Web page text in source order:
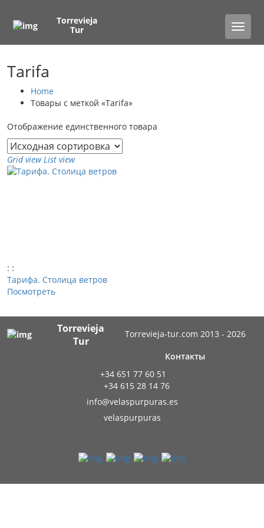
Toggle
Torrevieja
Tur
Tarifa
Home
Товары с меткой «Tarifa»
Отображение единственного товара
Grid view List view
: :
Тарифа. Столица ветров
Посмотреть
Torrevieja
Tur
Torrevieja-tur.com 2013 - 2026
Контакты
+34 651 77 60 51
+34 615 28 14 76
info@velaspurpuras.es
velaspurpuras